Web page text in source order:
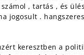
, tartás , és
jogosult .
keresztben a